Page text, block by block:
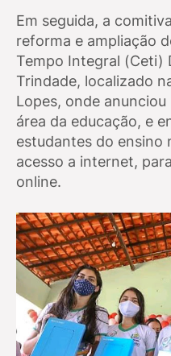
Em seguida, a
reforma e ampliação
Tempo Integral (Ceti)
Trindade, localizado
Lopes, onde
área da educação, e
estudantes do ensino
acesso a internet,
online.